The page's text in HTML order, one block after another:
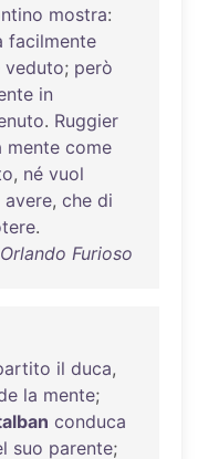
mostra:
facilmente
veduto; però
in
. Ruggier
mente come
, né vuol
avere, che di
.
Furioso
il duca,
la mente;
conduca
suo parente;